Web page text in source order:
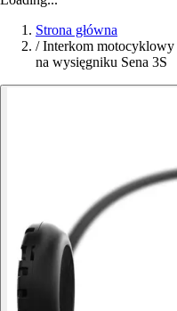
Strona główna
/ Interkom motocyklowy
na wysięgniku Sena 3S